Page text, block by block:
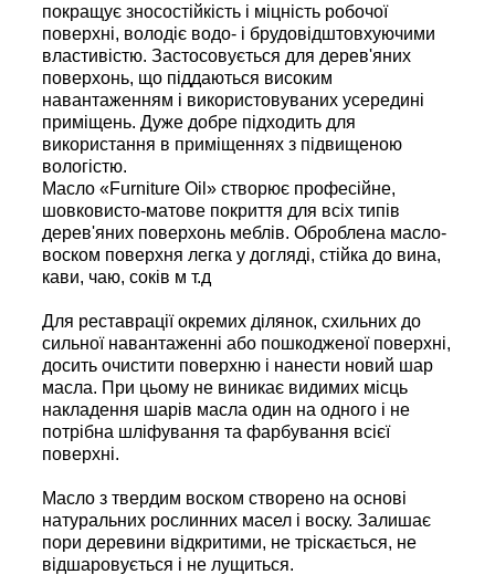
покращує зносостійкість і міцність робочої
поверхні, володіє водо- і брудовідштовхуючими
властивістю. Застосовується для дерев'яних
поверхонь, що піддаються високим
навантаженням і використовуваних усередині
приміщень. Дуже добре підходить для
використання в приміщеннях з підвищеною
вологістю.
Масло «Furniture Oil» створює професійне,
шовковисто-матове покриття для всіх типів
дерев'яних поверхонь меблів. Оброблена масло-
воском поверхня легка у догляді, стійка до вина,
кави, чаю, соків м т.д
Для реставрації окремих ділянок, схильних до
сильної навантаженні або пошкодженої поверхні,
досить очистити поверхню і нанести новий шар
масла. При цьому не виникає видимих місць
накладення шарів масла один на одного і не
потрібна шліфування та фарбування всієї
поверхні.
Масло з твердим воском створено на основі
натуральних рослинних масел і воску. Залишає
пори деревини відкритими, не тріскається, не
відшаровується і не лущиться.